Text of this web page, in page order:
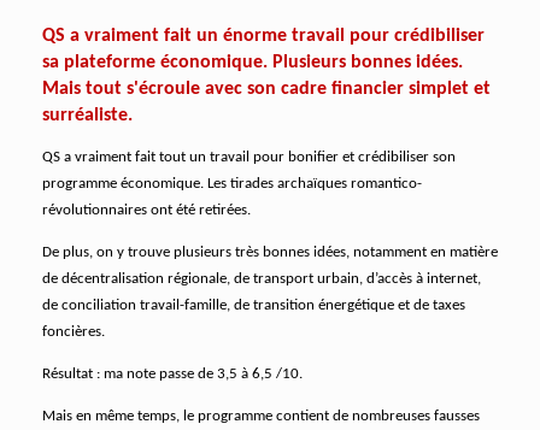
QS a vraiment fait un énorme travail pour crédibiliser
sa plateforme économique. Plusieurs bonnes idées.
Mais tout s'écroule avec son cadre financier simplet et
surréaliste.
QS a vraiment fait tout un travail pour bonifier et crédibiliser son
programme économique. Les tirades archaïques romantico-
révolutionnaires ont été retirées.
De plus, on y trouve plusieurs très bonnes idées, notamment en matière
de décentralisation régionale, de transport urbain, d’accès à internet,
de conciliation travail-famille, de transition énergétique et de taxes
foncières.
Résultat : ma note passe de 3,5 à 6,5 /10.
Mais en même temps, le programme contient de nombreuses fausses